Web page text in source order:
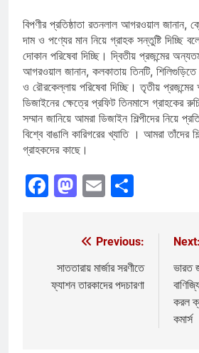
বিপণীর প্রতিষ্ঠাতা রতনলাল আগরওয়াল জানান,
দাম ও পণ্যের মান নিয়ে গ্রাহক সন্তুষ্টি দিচ্ছি
দোকান পরিষেবা দিচ্ছি। দ্বিতীয় প্রজন্মের
আগরওয়াল জানান, কলকাতায় তিনটি,
ও রৌরকেল্লায় পরিষেবা দিচ্ছি। তৃতীয়
ডিজাইনের ক্ষেত্রে প্রফিট তিনমাসে গ্রাহকের
সম্মান জানিয়ে আমরা ডিজাইন শিল্পীদের নিয়ে
বিশ্বে বাঙালি কারিগরের খ্যাতি । আমরা তাঁদের
গ্রাহকদের কাছে।
Facebook
Mastodon
Email
navigation
Previous:
সাততারায় মার্জার সরণীতে
ফ্যাশন তারকাদের পদচারণা
Next:
ভারত
করল
কমার্স